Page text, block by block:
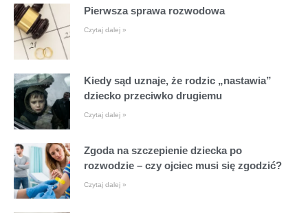
Pierwsza sprawa rozwodowa
Czytaj dalej »
Kiedy sąd uznaje, że rodzic „nastawia”
dziecko przeciwko drugiemu
Czytaj dalej »
Zgoda na szczepienie dziecka po
rozwodzie – czy ojciec musi się zgodzić?
Czytaj dalej »